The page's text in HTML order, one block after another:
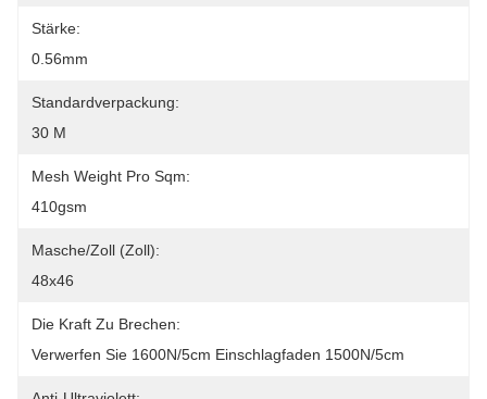
Stärke:
0.56mm
Standardverpackung:
30 M
Mesh Weight Pro Sqm:
410gsm
Masche/Zoll (Zoll):
48x46
Die Kraft Zu Brechen:
Verwerfen Sie 1600N/5cm Einschlagfaden 1500N/5cm